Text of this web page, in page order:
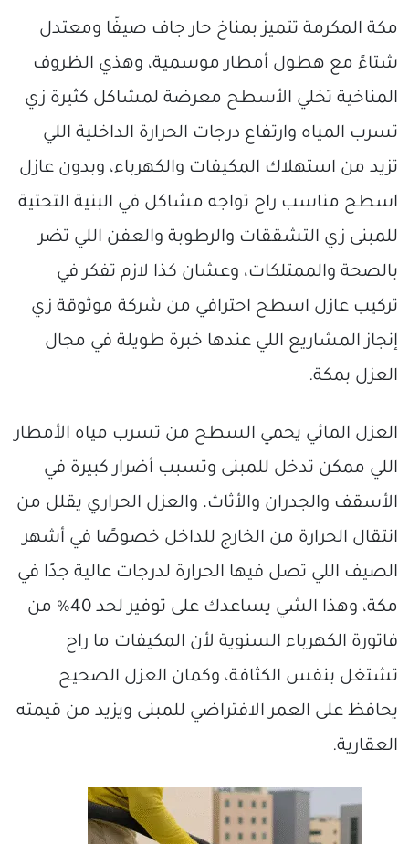
مكة المكرمة تتميز بمناخ حار جاف صيفًا ومعتدل
شتاءً مع هطول أمطار موسمية، وهذي الظروف
المناخية تخلي الأسطح معرضة لمشاكل كثيرة زي
تسرب المياه وارتفاع درجات الحرارة الداخلية اللي
تزيد من استهلاك المكيفات والكهرباء، وبدون عازل
اسطح مناسب راح تواجه مشاكل في البنية التحتية
للمبنى زي التشققات والرطوبة والعفن اللي تضر
بالصحة والممتلكات، وعشان كذا لازم تفكر في
تركيب عازل اسطح احترافي من شركة موثوقة زي
إنجاز المشاريع اللي عندها خبرة طويلة في مجال
العزل بمكة.
العزل المائي يحمي السطح من تسرب مياه الأمطار
اللي ممكن تدخل للمبنى وتسبب أضرار كبيرة في
الأسقف والجدران والأثاث، والعزل الحراري يقلل من
انتقال الحرارة من الخارج للداخل خصوصًا في أشهر
الصيف اللي تصل فيها الحرارة لدرجات عالية جدًا في
مكة، وهذا الشي يساعدك على توفير لحد 40% من
فاتورة الكهرباء السنوية لأن المكيفات ما راح
تشتغل بنفس الكثافة، وكمان العزل الصحيح
يحافظ على العمر الافتراضي للمبنى ويزيد من قيمته
العقارية.